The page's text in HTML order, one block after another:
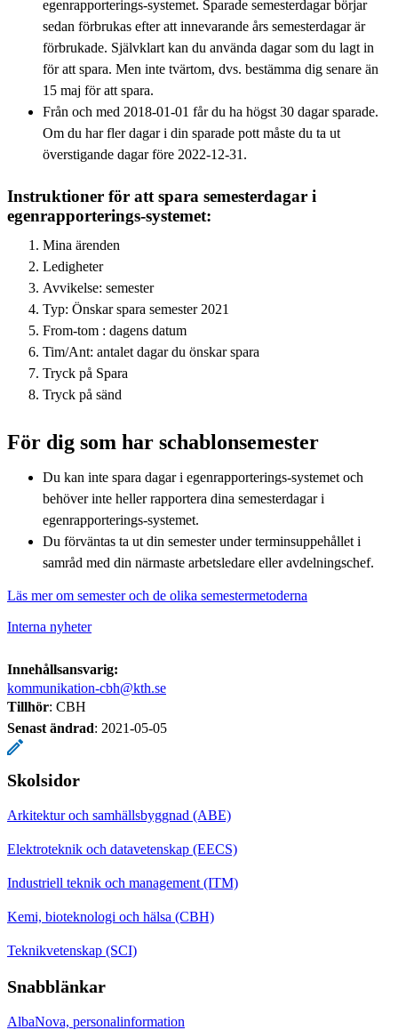
egenrapporterings-systemet. Sparade semesterdagar börjar
sedan förbrukas efter att innevarande års semesterdagar är
förbrukade. Självklart kan du använda dagar som du lagt in
för att spara. Men inte tvärtom, dvs. bestämma dig senare än
15 maj för att spara.
Från och med 2018-01-01 får du ha högst 30 dagar sparade.
Om du har fler dagar i din sparade pott måste du ta ut
överstigande dagar före 2022-12-31.
Instruktioner för att spara semesterdagar i
egenrapporterings-systemet:
Mina ärenden
Ledigheter
Avvikelse: semester
Typ: Önskar spara semester 2021
From-tom : dagens datum
Tim/Ant: antalet dagar du önskar spara
Tryck på Spara
Tryck på sänd
För dig som har schablonsemester
Du kan inte spara dagar i egenrapporterings-systemet och
behöver inte heller rapportera dina semesterdagar i
egenrapporterings-systemet.
Du förväntas ta ut din semester under terminsuppehållet i
samråd med din närmaste arbetsledare eller avdelningschef.
Läs mer om semester och de olika semestermetoderna
Interna nyheter
Innehållsansvarig:
kommunikation-cbh@kth.se
Tillhör: CBH
Senast ändrad: 2021-05-05
Skolsidor
Arkitektur och samhällsbyggnad (ABE)
Elektroteknik och datavetenskap (EECS)
Industriell teknik och management (ITM)
Kemi, bioteknologi och hälsa (CBH)
Teknikvetenskap (SCI)
Snabblänkar
AlbaNova, personalinformation